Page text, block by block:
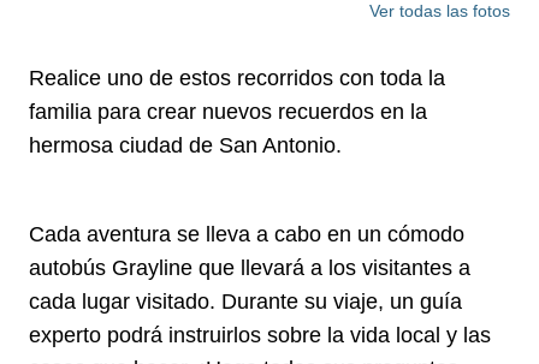
Ver todas las fotos
Realice uno de estos recorridos con toda la
familia para crear nuevos recuerdos en la
hermosa ciudad de San Antonio.
Cada aventura se lleva a cabo en un cómodo
autobús Grayline que llevará a los visitantes a
cada lugar visitado. Durante su viaje, un guía
experto podrá instruirlos sobre la vida local y las